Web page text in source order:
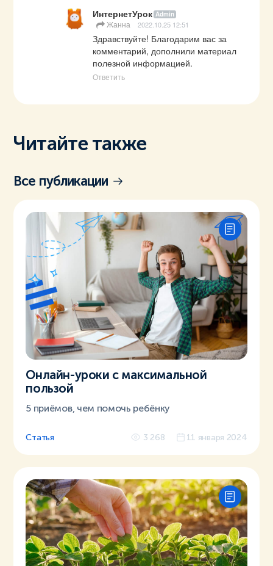
ИнтернетУрок Admin
Жанна 2022.10.25 12:51
Здравствуйте! Благодарим вас за
комментарий, дополнили материал
полезной информацией.
Ответить
Читайте также
Все публикации
Онлайн-уроки с максимальной
пользой
5 приёмов, чем помочь ребёнку
Статья 3 268 11 января 2024